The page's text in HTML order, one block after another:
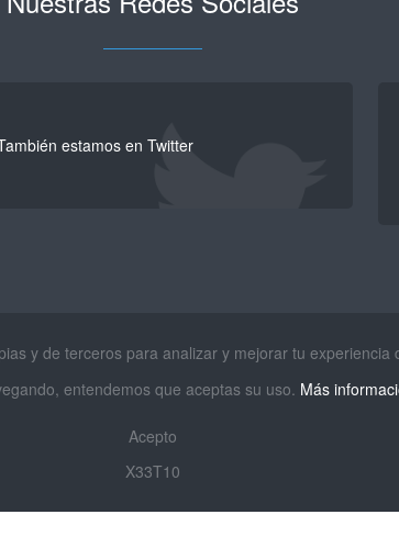
estamos en Twitter
y de terceros para analizar y mejorar tu experiencia
entendemos que aceptas su uso. Más
Acepto
X33T10